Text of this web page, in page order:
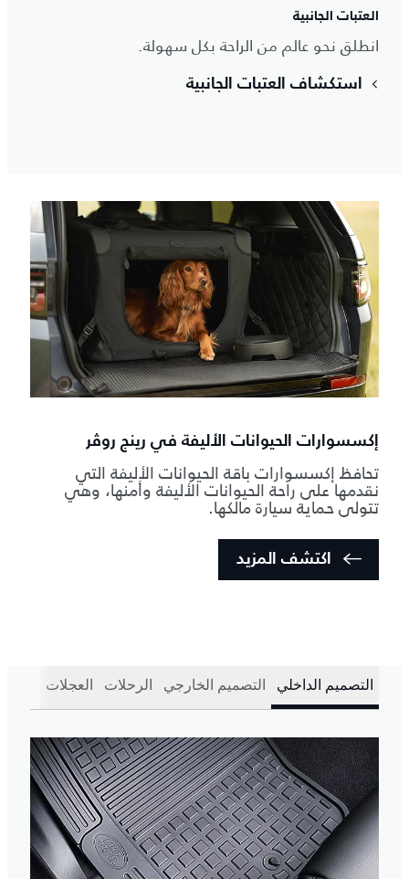
العتبات الجانبية
انطلق نحو عالم من الراحة بكل سهولة.
استكشاف العتبات الجانبية
إكسسوارات الحيوانات الأليفة في رينج روڤر
تحافظ إكسسوارات باقة الحيوانات الأليفة التي
نقدمها على راحة الحيوانات الأليفة وأمنها، وهي
تتولى حماية سيارة مالكها.
اكتشف المزيد
التصميم الداخلي التصميم الخارجي الرحلات العجلات